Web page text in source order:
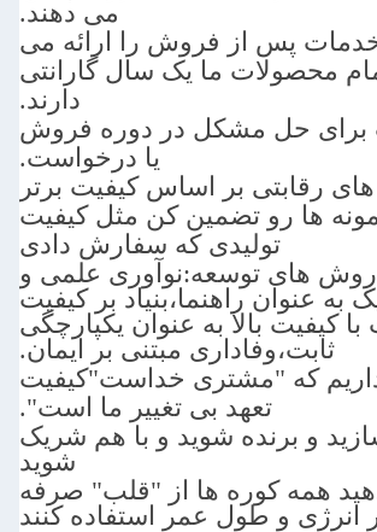
از فروش را ارائه می
ما یک سال گارانتی
مشکل در دوره فروش
یا درخواست.
تضمین کن مثل کیفیت
تولیدی که سفارش دادی
توسعه:نوآوری علمی و
راهنما،بنیاد بر کیفیت
به عنوان یکپارچگی
مبتنی بر ایمان.
کیفیت
تعهد بی تغییر ما است".
شوید و با هم شریک
شوید
ها از "قلب" صرفه
عمر استفاده کنند